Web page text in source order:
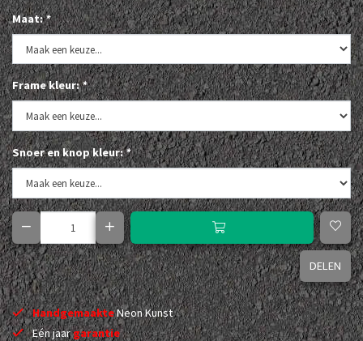
Maat:*
Frame kleur:*
Snoer en knop kleur:*
DELEN
HandgemaakteNeon Kunst
Eén jaargarantie